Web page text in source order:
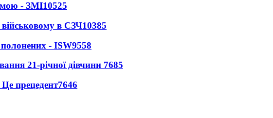
- ЗМІ10525
в СЗЧ10385
- ISW9558
21-річної дівчини 7685
прецедент7646